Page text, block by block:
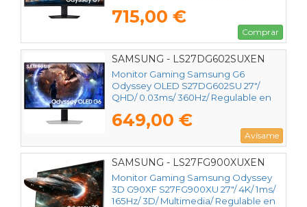
715,00 €
Comprar
SAMSUNG - LS27DG602SUXEN
Monitor Gaming Samsung G6
Odyssey OLED S27DG602SU 27"/
QHD/ 0.03ms/ 360Hz/ Regulable en
649,00 €
Avísame
SAMSUNG - LS27FG900XUXEN
Monitor Gaming Samsung Odyssey
3D G90XF S27FG900XU 27"/ 4K/ 1ms/
165Hz/ 3D/ Multimedia/ Regulable en